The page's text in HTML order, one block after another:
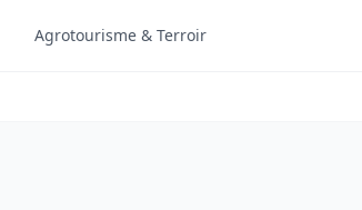
Agrotourisme & Terroir